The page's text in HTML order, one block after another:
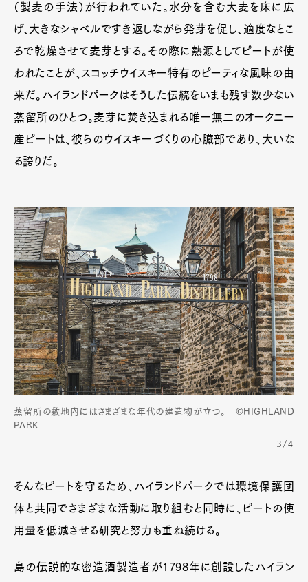
（製麦の手法）が行われていた。水分を含む大麦を床に広
げ、大きなシャベルですき返しながら発芽を促し、適度なとこ
ろで乾燥させて麦芽とする。その際に熱源としてピートが使
われたことが、スコッチウイスキー特有のピーティな風味の由
来だ。ハイランドパークはそうした伝統をいまも残す数少ない
蒸留所のひとつ。麦芽に焚き込まれる唯一無二のオークニー
産ピートは、彼らのウイスキーづくりの心臓部であり、大いな
る誇りだ。
蒸留所の敷地内にはさまざまな年代の建造物が立つ。 ©HIGHLAND
PARK
3/4
そんなピートを守るため、ハイランドパークでは環境保護団
体と共同でさまざまな活動に取り組むと同時に、ピートの使
用量を低減させる研究と努力も重ね続ける。
島の伝説的な密造酒製造者が1798年に創設したハイラン